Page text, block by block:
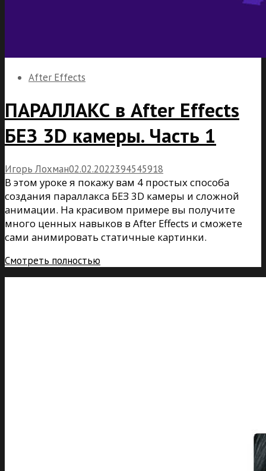
After Effects
ПАРАЛЛАКС в After Effects
БЕЗ 3D камеры. Часть 1
Игорь Лохман02.02.2022394545918
В этом уроке я покажу вам 4 простых способа
создания параллакса БЕЗ 3D камеры и сложной
анимации. На красивом примере вы получите
много ценных навыков в After Effects и сможете
сами анимировать статичные картинки.
Смотреть полностью